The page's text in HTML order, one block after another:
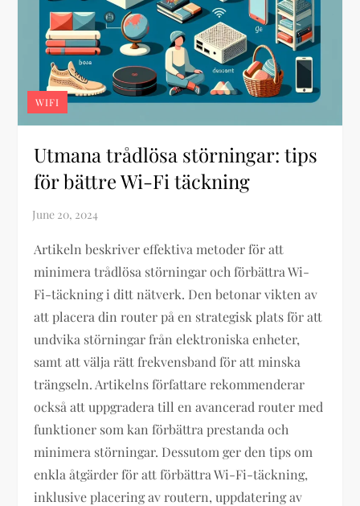
WIFI
Utmana trådlösa störningar: tips
för bättre Wi-Fi täckning
Artikeln beskriver effektiva metoder för att
minimera trådlösa störningar och förbättra Wi-
Fi-täckning i ditt nätverk. Den betonar vikten av
att placera din router på en strategisk plats för att
undvika störningar från elektroniska enheter,
samt att välja rätt frekvensband för att minska
trängseln. Artikelns författare rekommenderar
också att uppgradera till en avancerad router med
funktioner som kan förbättra prestanda och
minimera störningar. Dessutom ger den tips om
enkla åtgärder för att förbättra Wi-Fi-täckning,
inklusive placering av routern, uppdatering av